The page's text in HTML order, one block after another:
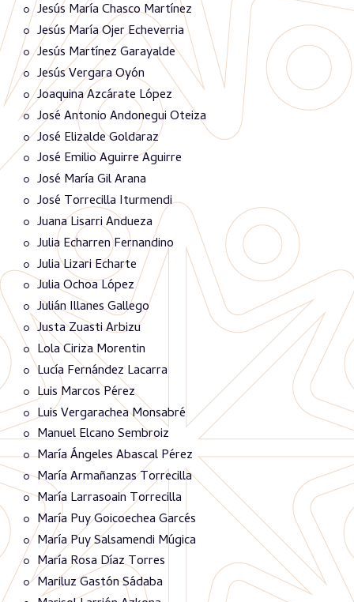
Jesús María Chasco Martínez
Jesús María Ojer Echeverria
Jesús Martínez Garayalde
Jesús Vergara Oyón
Joaquina Azcárate López
José Antonio Andonegui Oteiza
José Elizalde Goldaraz
José Emilio Aguirre Aguirre
José María Gil Arana
José Torrecilla Iturmendi
Juana Lisarri Andueza
Julia Echarren Fernandino
Julia Lizari Echarte
Julia Ochoa López
Julián Illanes Gallego
Justa Zuasti Arbizu
Lola Ciriza Morentin
Lucía Fernández Lacarra
Luis Marcos Pérez
Luis Vergarachea Monsabré
Manuel Elcano Sembroiz
María Ángeles Abascal Pérez
María Armañanzas Torrecilla
María Larrasoain Torrecilla
María Puy Goicoechea Garcés
María Puy Salsamendi Múgica
María Rosa Díaz Torres
Mariluz Gastón Sádaba